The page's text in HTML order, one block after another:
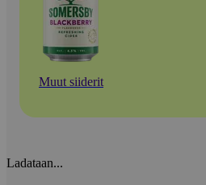
Muut siiderit
Ladataan...